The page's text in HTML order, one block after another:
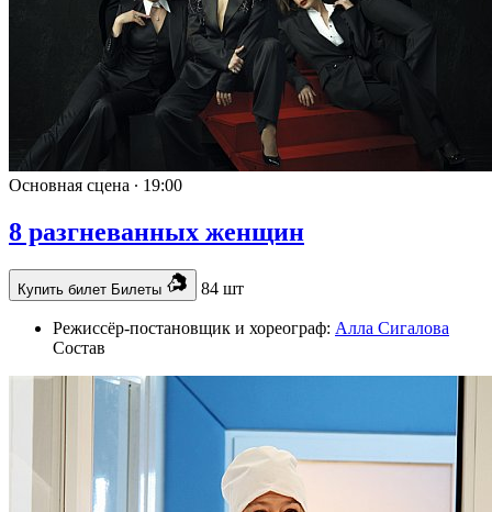
Основная сцена ∙ 19:00
8 разгневанных женщин
Купить билет Билеты 84 шт
Режиссёр-постановщик и хореограф: Алла Сигалова
Состав